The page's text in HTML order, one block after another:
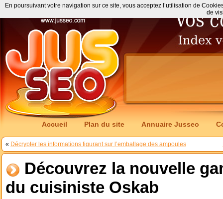
Accueil Plan du site Annuaire Jusseo
« Décrypter les informations figurant sur l’emballage des ampoules
Découvrez la nouvelle
du cuisiniste Oskab
En poursuivant votre navigation sur ce site, vous acceptez l’utilisation de
de